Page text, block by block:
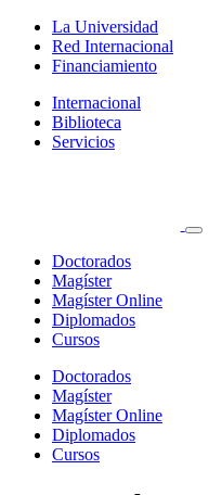
La Universidad
Red Internacional
Financiamiento
Internacional
Biblioteca
Servicios
Doctorados
Magíster
Magíster Online
Diplomados
Cursos
Doctorados
Magíster
Magíster Online
Diplomados
Cursos